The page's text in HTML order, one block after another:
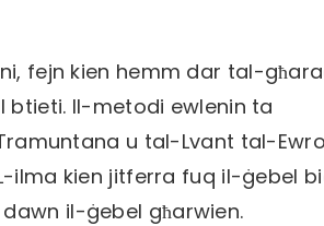
fejn kien hemm dar tal-
btieti. Il-metodi ewlenin ta
u tal-Lvant tal-
ilma kien jitferra fuq il-ġebel
il-ġebel għarwien.